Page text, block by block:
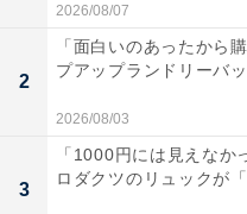
ですが、値段を見て何も
ていないのに475円（税
送料も冷蔵便で高くなる
の？と思ったら、夫には
わけです。
2026/08/07
2
「面白いのあったから
プアップランドリーバ
2026/08/03
3
「1000円には見えな
ロダクツのリュックが